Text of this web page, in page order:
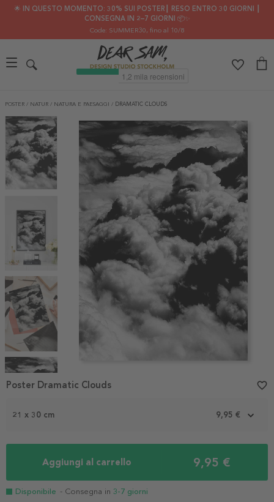
🌟 IN QUESTO MOMENTO: 30% SUI POSTER┃ RESO ENTRO 30 GIORNI ┃
CONSEGNA IN 2–7 GIORNI 📦✨
Code: SUMMER30, fino al 10/8
POSTER / NATUR / NATURA E PAESAGGI / DRAMATIC CLOUDS
Item
1
21 x 30 cm 9,95 €
Aggiungi al carrello 9,95 €
Disponibile - Consegna in 3-7 giorni
Poster Dramatic Clouds favorite_border